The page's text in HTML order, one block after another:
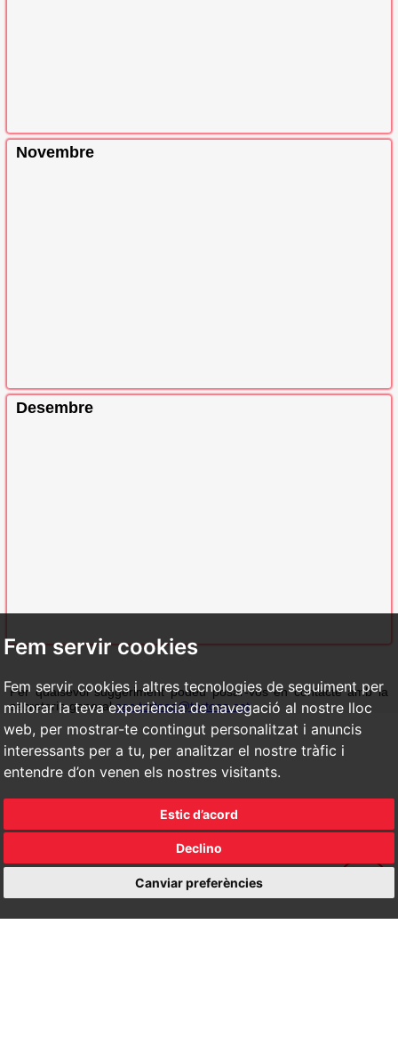
Fem servir cookies
Fem servir cookies i altres tecnologies de seguiment per
millorar la teva experiència de navegació al nostre lloc
web, per mostrar-te contingut personalitzat i anuncis
interessants per a tu, per analitzar el nostre tràfic i
entendre d’on venen els nostres visitants.
Estic d’acord
Declino
Canviar preferències
Novembre
Desembre
Per qualsevol suggeriment podeu posar-vos en contacte amb la
secretaria generalsec.tortosa@tortosa.cat